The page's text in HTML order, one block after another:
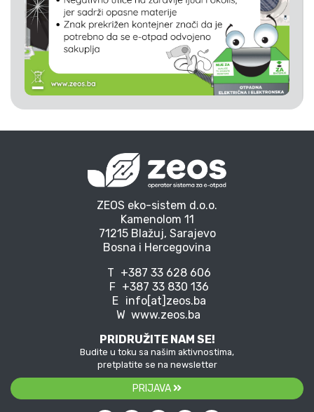
ZEOS eko-sistem d.o.o.
Kamenolom 11
71215 Blažuj, Sarajevo
Bosna i Hercegovina
T +387 33 628 606
F +387 33 830 136
E info[at]zeos.ba
W www.zeos.ba
PRIDRUŽITE NAM SE!
Budite u toku sa našim aktivnostima,
pretplatite se na newsletter
PRIJAVA